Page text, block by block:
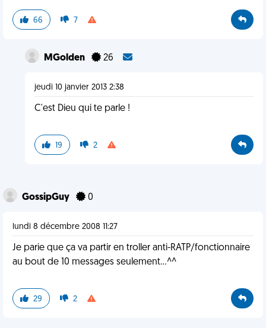
66 7
MGolden 26
jeudi 10 janvier 2013 2:38
C'est Dieu qui te parle !
19 2
GossipGuy 0
lundi 8 décembre 2008 11:27
Je parie que ça va partir en troller anti-RATP/fonctionnaire
au bout de 10 messages seulement...^^
29 2